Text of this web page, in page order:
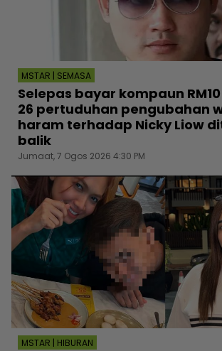
MSTAR | SEMASA
Selepas bayar kompaun
26 pertuduhan pengubahan
haram terhadap Nicky Liow
balik
Jumaat, 7 Ogos 2026 4:30 PM
MSTAR | HIBURAN